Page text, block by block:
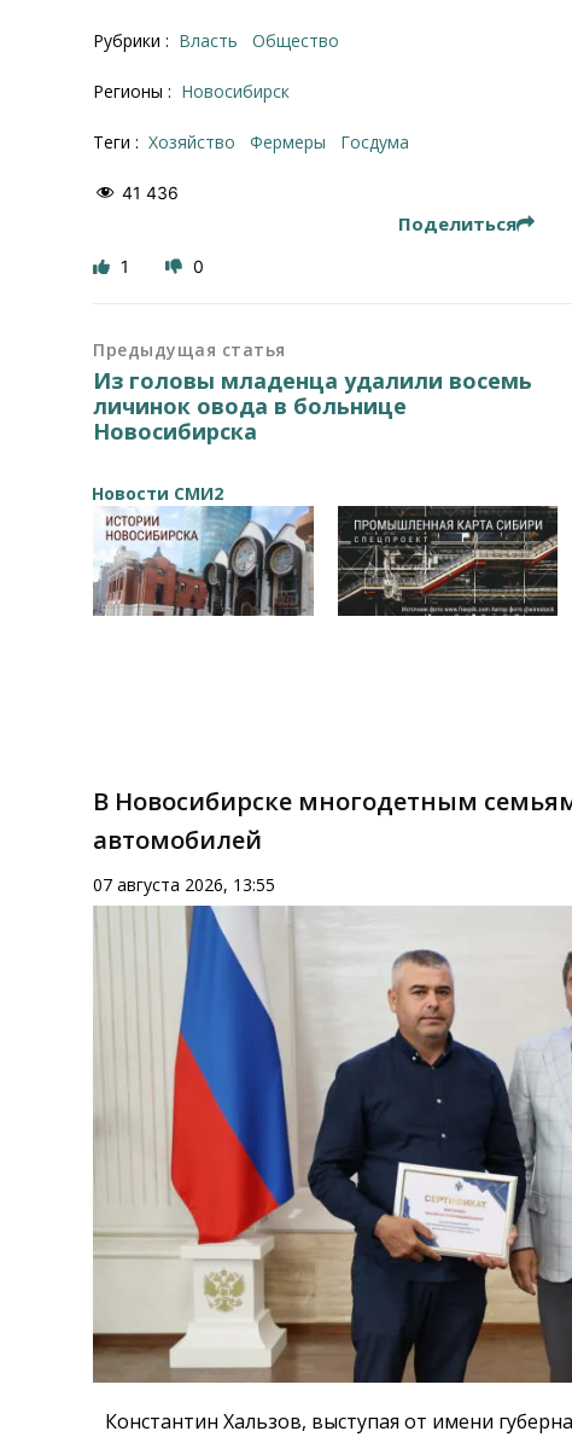
Рубрики : Власть Общество
Регионы : Новосибирск
Теги : хозяйство фермеры Госдума
41 436
Поделиться
1 0
Предыдущая статья
Из головы младенца удалили восемь
личинок овода в больнице
Новосибирска
Новости СМИ2
В Новосибирске многодетным
автомобилей
07 августа 2026, 13:55
Константин Хальзов, выступая от имени